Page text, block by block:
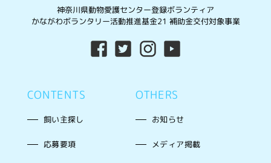
CONTENTS
飼い主探し
応募要項
神奈川県動物愛護センター登録ボランティア
かながわボランタリー活動推進基金21 補助金交付対象事業
OTHERS
お知らせ
メディア掲載